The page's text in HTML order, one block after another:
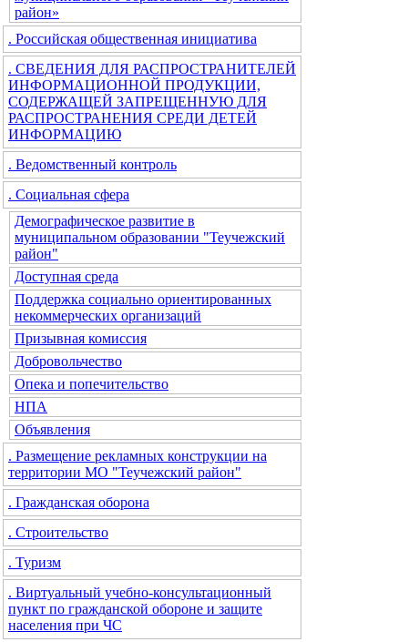
район»
. Российская общественная инициатива
. СВЕДЕНИЯ ДЛЯ РАСПРОСТРАНИТЕЛЕЙ
ИНФОРМАЦИОННОЙ ПРОДУКЦИИ,
СОДЕРЖАЩЕЙ ЗАПРЕЩЕННУЮ ДЛЯ
РАСПРОСТРАНЕНИЯ СРЕДИ ДЕТЕЙ
ИНФОРМАЦИЮ
. Ведомственный контроль
. Социальная сфера
Демографическое развитие в
муниципальном образовании "Теучежский
район"
Доступная среда
Поддержка социально ориентированных
некоммерческих организаций
Призывная комиссия
Добровольчество
Опека и попечительство
НПА
Объявления
. Размещение рекламных конструкции на
территории МО "Теучежский район"
. Гражданская оборона
. Строительство
. Туризм
. Виртуальный учебно-консультационный
пункт по гражданской обороне и защите
населения при ЧС